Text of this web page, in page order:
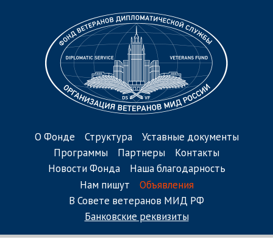
О Фонде Структура
Уставные документы
Программы
Партнеры
Контакты
Новости Фонда
Наша благодарность
Нам пишут
Объявления
В Совете ветеранов МИД РФ
Банковские реквизиты